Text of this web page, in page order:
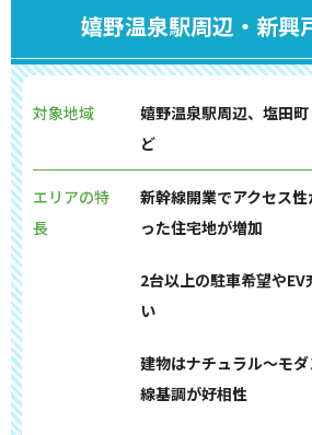
嬉野温泉駅周辺・新興
対象地域
嬉野温泉駅周辺、塩田
ど
エリアの特
長
新幹線開業でアクセス
った住宅地が増加
2台以上の駐車希望や
い
建物はナチュラル〜モ
線基調が好相性